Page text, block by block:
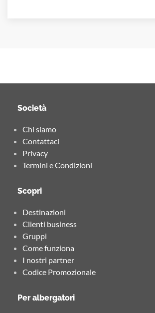
Società
Chi siamo
Contattaci
Privacy
Termini e Condizioni
Scopri
Destinazioni
Clienti business
Gruppi
Come funziona
I nostri partner
Codice Promozionale
Per albergatori